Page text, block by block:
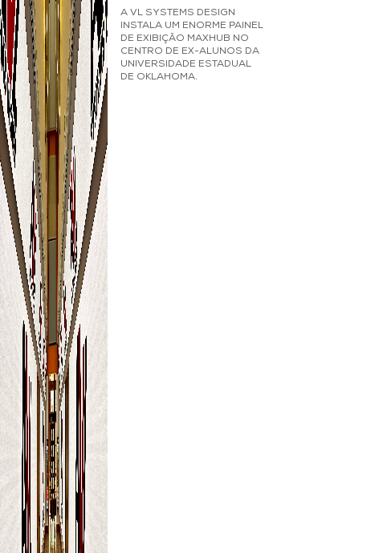
A VL SYSTEMS DESIGN
INSTALA UM ENORME PAINEL
DE EXIBIÇÃO MAXHUB NO
CENTRO DE EX-ALUNOS DA
UNIVERSIDADE ESTADUAL
DE OKLAHOMA.